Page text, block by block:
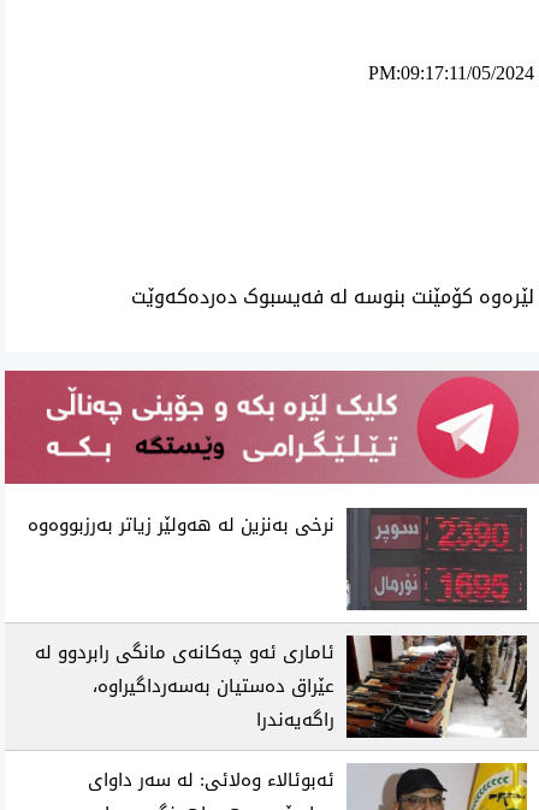
PM:09:17:11/05/2024
لێرەوە کۆمێنت بنوسە لە فەیسبوک دەردەکەوێت
نرخی‌ به‌نزین له‌ هه‌ولێر زیاتر به‌رزبووه‌وه‌
ئاماری ئه‌و چه‌كانه‌ی مانگی رابردوو له‌
عێراق ده‌ستیان به‌سه‌رداگیراوه‌،
راگه‌یه‌ندرا
ئه‌بوئالا‌ء وه‌لائی: له‌ سه‌ر داوای‌